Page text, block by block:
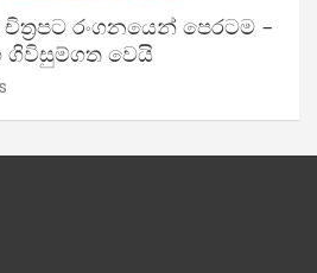
රංගනයෙන් පෙරටම –
ගිවිසුම්ගත වෙයි